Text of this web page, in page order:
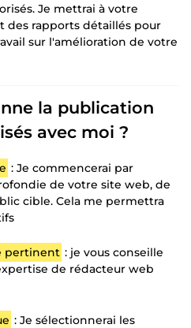
Je mettrai à votre
des rapports détaillés pour
sur l'amélioration de votre
la publication
avec moi ?
: Je commencerai par
de votre site web, de
cible. Cela me permettra
pertinent : je vous conseille
de rédacteur web
: Je sélectionnerai les